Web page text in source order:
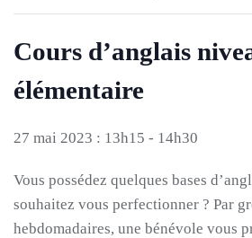
Cours d’anglais
élémentaire
27 mai 2023 : 13h15 - 14h30
Vous possédez quelques bases
souhaitez vous perfectionner ? Par
hebdomadaires, une bénévole vous